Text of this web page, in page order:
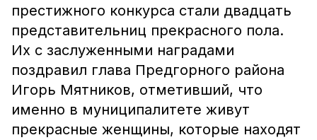
престижного конкурса стали двадцать
представительниц прекрасного пола.
Их с заслуженными наградами
поздравил глава Предгорного района
Игорь Мятников, отметивший, что
именно в муниципалитете живут
прекрасные женщины, которые находят